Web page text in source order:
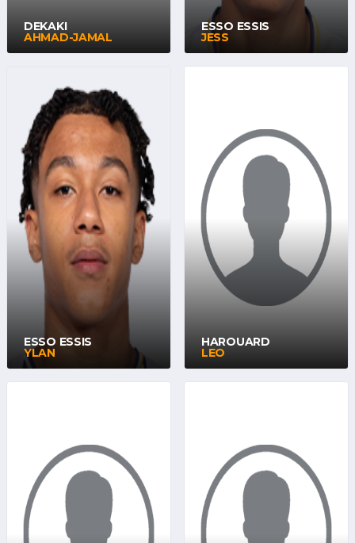
DEKAKI
AHMAD-JAMAL
ESSO ESSIS
JESS
ESSO ESSIS
YLAN
HAROUARD
LEO